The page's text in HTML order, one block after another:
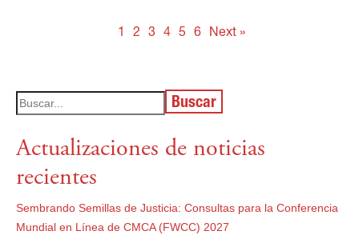
1 2 3 4 5 6 Next »
Buscar
Actualizaciones de noticias
recientes
Sembrando Semillas de Justicia: Consultas para la Conferencia
Mundial en Línea de CMCA (FWCC) 2027